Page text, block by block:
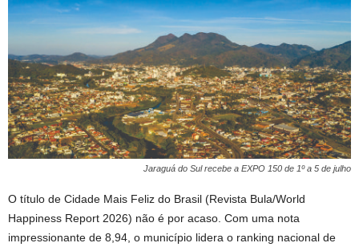
Jaraguá do Sul recebe a EXPO 150 de 1º a 5 de julho
O título de Cidade Mais Feliz do Brasil (Revista Bula/World
Happiness Report 2026) não é por acaso. Com uma nota
impressionante de 8,94, o município lidera o ranking nacional de